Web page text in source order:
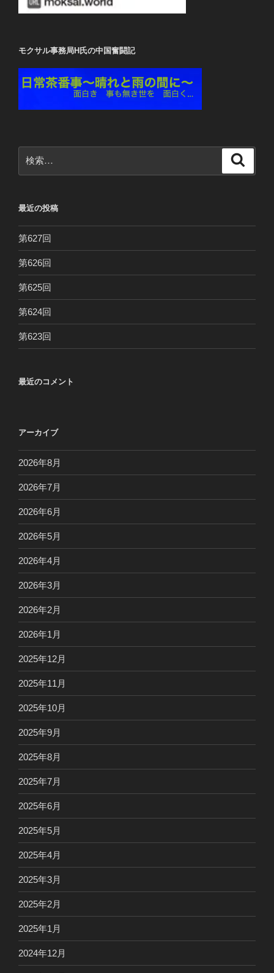
モクサル事務局H氏の中国奮闘記
索:
最近の投稿
第627回
第626回
第625回
第624回
第623回
最近のコメント
アーカイブ
2026年8月
2026年7月
2026年6月
2026年5月
2026年4月
2026年3月
2026年2月
2026年1月
2025年12月
2025年11月
2025年10月
2025年9月
2025年8月
2025年7月
2025年6月
2025年5月
2025年4月
2025年3月
2025年2月
2025年1月
2024年12月